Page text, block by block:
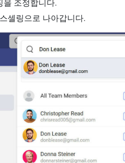
을 조정합니다.
셀링으로 나아갑니다.